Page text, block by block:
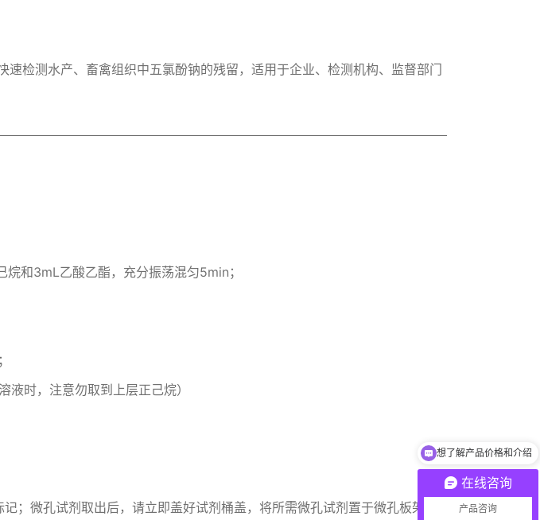
检测水产、畜禽组织中五氯酚钠的残留，适用于企业、检测机构、监督部门
和3mL乙酸乙酯，充分振荡混匀5min；
时，注意勿取到上层正己烷）
；微孔试剂取出后，请立即盖好试剂桶盖，将所需微孔试剂置于微孔板架
在线咨询
产品咨询
想了解产品价格和介绍